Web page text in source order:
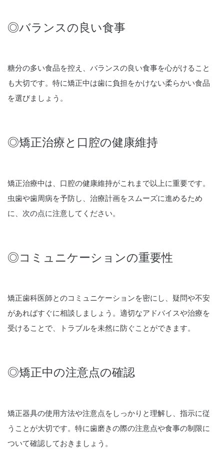
◎バランスの良い食事
糖分の多い食品を控え、バランスの良い食事を心がけること
も大切です。特に矯正中は歯に負担をかけない柔らかい食品
を選びましょう。
◎矯正治療と口腔の健康維持
矯正治療中は、口腔の健康維持がこれまで以上に重要です。
虫歯や歯周病を予防し、治療計画をスムーズに進めるため
に、次の点に注意してください。
◎コミュニケーションの重要性
矯正歯科医師とのコミュニケーションを密にし、疑問や不安
があればすぐに相談しましょう。適切なアドバイスや治療を
受けることで、トラブルを未然に防ぐことができます。
◎矯正中の注意点の確認
矯正器具の使用方法や注意点をしっかりと理解し、指示に従
うことが大切です。特に歯磨きの際の注意点や食事の制限に
ついて確認しておきましょう。